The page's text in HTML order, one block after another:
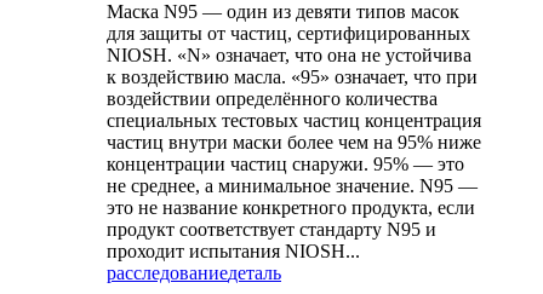
Маска N95 — один из девяти типов масок
для защиты от частиц, сертифицированных
NIOSH. «N» означает, что она не устойчива
к воздействию масла. «95» означает, что при
воздействии определённого количества
специальных тестовых частиц концентрация
частиц внутри маски более чем на 95% ниже
концентрации частиц снаружи. 95% — это
не среднее, а минимальное значение. N95 —
это не название конкретного продукта, если
продукт соответствует стандарту N95 и
проходит испытания NIOSH...
расследованиедеталь